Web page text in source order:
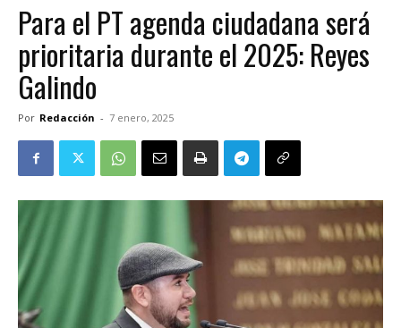
Para el PT agenda ciudadana será
prioritaria durante el 2025: Reyes
Galindo
Por Redacción - 7 enero, 2025